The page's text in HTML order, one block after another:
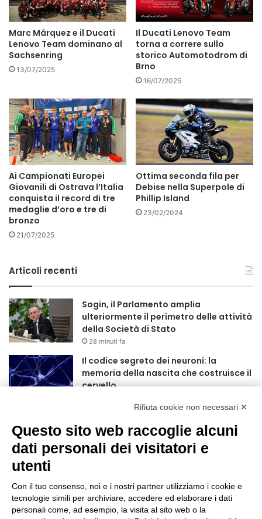
Marc Márquez e il Ducati
Lenovo Team dominano al
Sachsenring
13/07/2025
Il Ducati Lenovo Team
torna a correre sullo
storico Automotodrom di
Brno
16/07/2025
Ai Campionati Europei
Giovanili di Ostrava l’Italia
conquista il record di tre
medaglie d’oro e tre di
bronzo
21/07/2025
Ottima seconda fila per
Debise nella Superpole di
Phillip Island
23/02/2024
Articoli recenti
Sogin, il Parlamento amplia
ulteriormente il perimetro delle attività
della Società di Stato
28 minuti fa
Il codice segreto dei neuroni: la
memoria della nascita che costruisce il
cervello
giorni più caldi: come idratarsi e cosa
portare in tavola a Ferragosto
5 ore fa
fito-bioclimatico della città
11 ore fa
Rifiuta cookie non necessari ✕
Questo sito web raccoglie alcuni
dati personali dei visitatori e
utenti
Con il tuo consenso, noi e i nostri partner utilizziamo i cookie e
tecnologie simili per archiviare, accedere ed elaborare i dati
personali come, ad esempio, la visita al sito web o la